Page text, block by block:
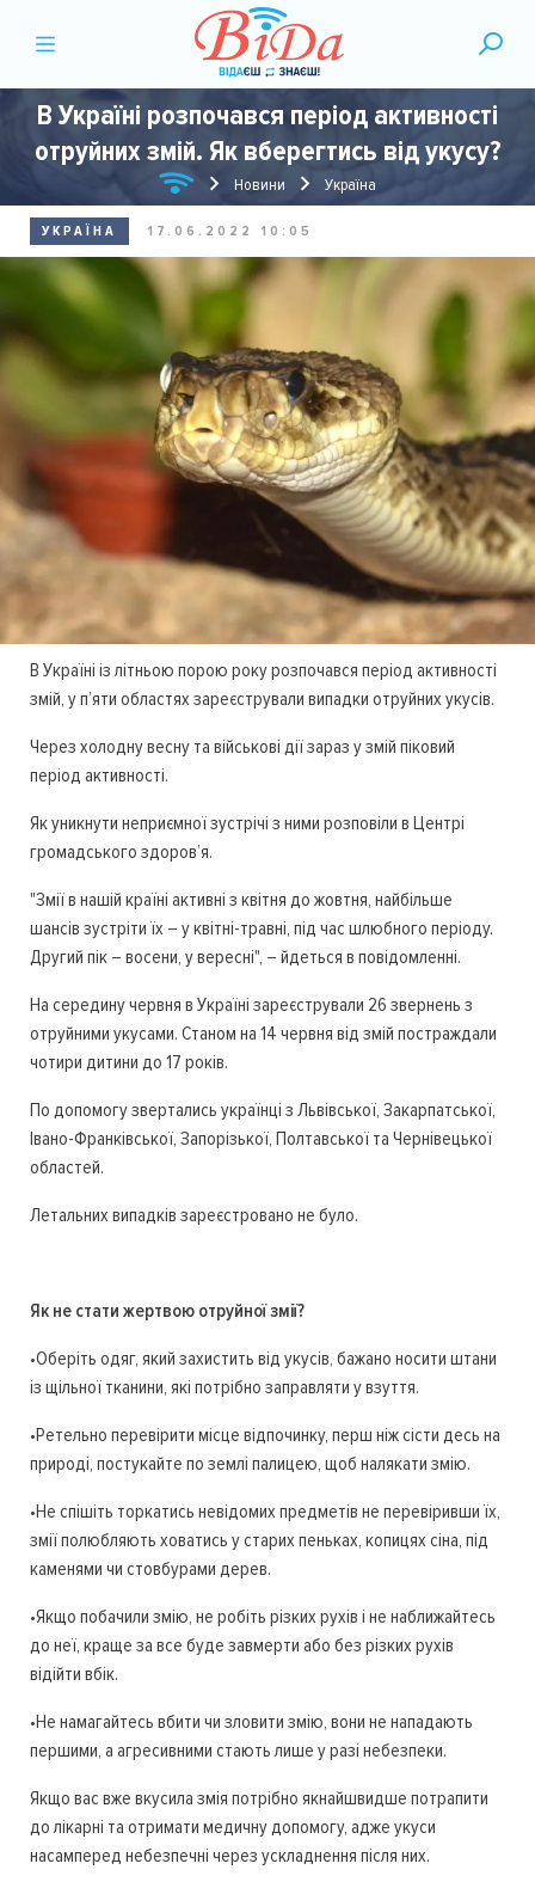
В Україні розпочався період активності
отруйних змій. Як вберегтись від укусу?
Новини Україна
УКРАЇНА 17.06.2022 10:05
В Україні із літньою порою року розпочався період активності
змій, у п’яти областях зареєстрували випадки отруйних укусів.
Через холодну весну та військові дії зараз у змій піковий
період активності.
Як уникнути неприємної зустрічі з ними розповіли в Центрі
громадського здоров’я.
"Змії в нашій країні активні з квітня до жовтня, найбільше
шансів зустріти їх – у квітні-травні, під час шлюбного періоду.
Другий пік – восени, у вересні", – йдеться в повідомленні.
На середину червня в Україні зареєстрували 26 звернень з
отруйними укусами. Станом на 14 червня від змій постраждали
чотири дитини до 17 років.
По допомогу звертались українці з Львівської, Закарпатської,
Івано-Франківської, Запорізької, Полтавської та Чернівецької
областей.
Летальних випадків зареєстровано не було.
Як не стати жертвою отруйної змії?
•Оберіть одяг, який захистить від укусів, бажано носити штани
із щільної тканини, які потрібно заправляти у взуття.
•Ретельно перевірити місце відпочинку, перш ніж сісти десь на
природі, постукайте по землі палицею, щоб налякати змію.
•Не спішіть торкатись невідомих предметів не перевіривши їх,
змії полюбляють ховатись у старих пеньках, копицях сіна, під
каменями чи стовбурами дерев.
•Якщо побачили змію, не робіть різких рухів і не наближайтесь
до неї, краще за все буде завмерти або без різких рухів
відійти вбік.
•Не намагайтесь вбити чи зловити змію, вони не нападають
першими, а агресивними стають лише у разі небезпеки.
Якщо вас вже вкусила змія потрібно якнайшвидше потрапити
до лікарні та отримати медичну допомогу, адже укуси
насамперед небезпечні через ускладнення після них.